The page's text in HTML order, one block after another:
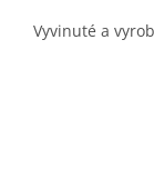
Vyvinuté a